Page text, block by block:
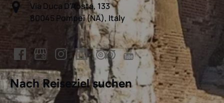
Via Duca D’Aosta, 133
80045 Pompei (NA), Italy
Nach Reiseziel suchen